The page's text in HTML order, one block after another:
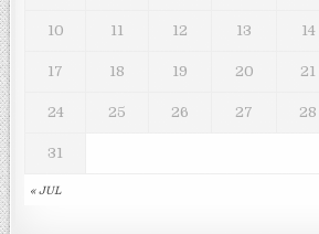
« JUL
10 11 12 13 14
17 18 19 20 21
24 25 26 27 28
31